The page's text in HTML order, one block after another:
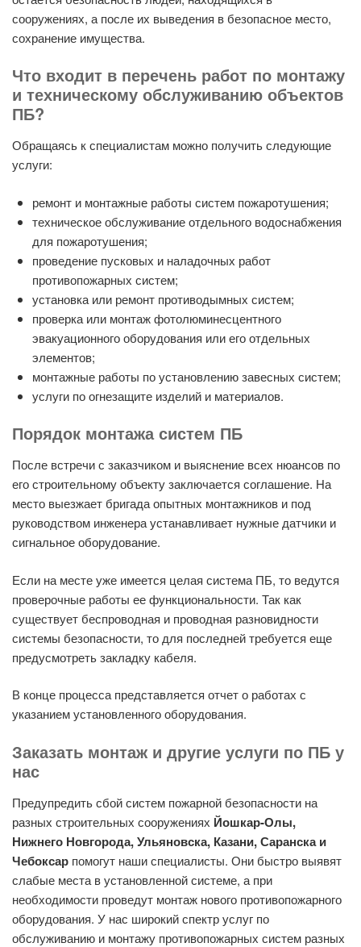
сооружениях, а после их выведения в безопасное место,
сохранение имущества.
Что входит в перечень работ по монтажу
и техническому обслуживанию объектов
ПБ?
Обращаясь к специалистам можно получить следующие
услуги:
ремонт и монтажные работы систем пожаротушения;
техническое обслуживание отдельного водоснабжения
для пожаротушения;
проведение пусковых и наладочных работ
противопожарных систем;
установка или ремонт противодымных систем;
проверка или монтаж фотолюминесцентного
эвакуационного оборудования или его отдельных
элементов;
монтажные работы по установлению завесных систем;
услуги по огнезащите изделий и материалов.
Порядок монтажа систем ПБ
После встречи с заказчиком и выяснение всех нюансов по
его строительному объекту заключается соглашение. На
место выезжает бригада опытных монтажников и под
руководством инженера устанавливает нужные датчики и
сигнальное оборудование.
Если на месте уже имеется целая система ПБ, то ведутся
проверочные работы ее функциональности. Так как
существует беспроводная и проводная разновидности
системы безопасности, то для последней требуется еще
предусмотреть закладку кабеля.
В конце процесса представляется отчет о работах с
указанием установленного оборудования.
Заказать монтаж и другие услуги по ПБ у
нас
Предупредить сбой систем пожарной безопасности на
разных строительных сооружениях Йошкар-Олы,
Нижнего Новгорода, Ульяновска, Казани, Саранска и
Чебоксар помогут наши специалисты. Они быстро выявят
слабые места в установленной системе, а при
необходимости проведут монтаж нового противопожарного
оборудования. У нас широкий спектр услуг по
обслуживанию и монтажу противопожарных систем разных